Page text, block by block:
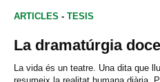
ARTICLES - TESIS
La dramatúrgia
La vida és un teatre. Una dita que